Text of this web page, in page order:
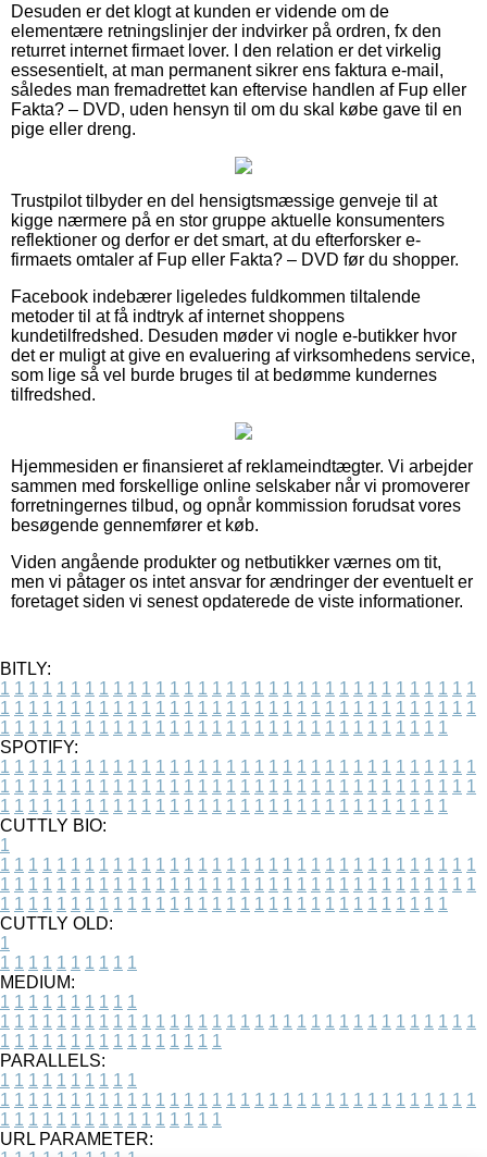
Desuden er det klogt at kunden er vidende om de
elementære retningslinjer der indvirker på ordren, fx den
returret internet firmaet lover. I den relation er det virkelig
essesentielt, at man permanent sikrer ens faktura e-mail,
således man fremadrettet kan eftervise handlen af Fup eller
Fakta? – DVD, uden hensyn til om du skal købe gave til en
pige eller dreng.
Trustpilot tilbyder en del hensigtsmæssige genveje til at
kigge nærmere på en stor gruppe aktuelle konsumenters
reflektioner og derfor er det smart, at du efterforsker e-
firmaets omtaler af Fup eller Fakta? – DVD før du shopper.
Facebook indebærer ligeledes fuldkommen tiltalende
metoder til at få indtryk af internet shoppens
kundetilfredshed. Desuden møder vi nogle e-butikker hvor
det er muligt at give en evaluering af virksomhedens service,
som lige så vel burde bruges til at bedømme kundernes
tilfredshed.
Hjemmesiden er finansieret af reklameindtægter. Vi arbejder
sammen med forskellige online selskaber når vi promoverer
forretningernes tilbud, og opnår kommission forudsat vores
besøgende gennemfører et køb.
Viden angående produkter og netbutikker værnes om tit,
men vi påtager os intet ansvar for ændringer der eventuelt er
foretaget siden vi senest opdaterede de viste informationer.
BITLY:
1 1 1 1 1 1 1 1 1 1 1 1 1 1 1 1 1 1 1 1 1 1 1 1 1 1 1 1 1 1 1 1 1 1
1 1 1 1 1 1 1 1 1 1 1 1 1 1 1 1 1 1 1 1 1 1 1 1 1 1 1 1 1 1 1 1 1 1
1 1 1 1 1 1 1 1 1 1 1 1 1 1 1 1 1 1 1 1 1 1 1 1 1 1 1 1 1 1 1 1
SPOTIFY:
1 1 1 1 1 1 1 1 1 1 1 1 1 1 1 1 1 1 1 1 1 1 1 1 1 1 1 1 1 1 1 1 1 1
1 1 1 1 1 1 1 1 1 1 1 1 1 1 1 1 1 1 1 1 1 1 1 1 1 1 1 1 1 1 1 1 1 1
1 1 1 1 1 1 1 1 1 1 1 1 1 1 1 1 1 1 1 1 1 1 1 1 1 1 1 1 1 1 1 1
CUTTLY BIO:
1
1 1 1 1 1 1 1 1 1 1 1 1 1 1 1 1 1 1 1 1 1 1 1 1 1 1 1 1 1 1 1 1 1 1
1 1 1 1 1 1 1 1 1 1 1 1 1 1 1 1 1 1 1 1 1 1 1 1 1 1 1 1 1 1 1 1 1 1
1 1 1 1 1 1 1 1 1 1 1 1 1 1 1 1 1 1 1 1 1 1 1 1 1 1 1 1 1 1 1 1
CUTTLY OLD:
1
1 1 1 1 1 1 1 1 1 1
MEDIUM:
1 1 1 1 1 1 1 1 1 1
1 1 1 1 1 1 1 1 1 1 1 1 1 1 1 1 1 1 1 1 1 1 1 1 1 1 1 1 1 1 1 1 1 1
1 1 1 1 1 1 1 1 1 1 1 1 1 1 1 1
PARALLELS:
1 1 1 1 1 1 1 1 1 1
1 1 1 1 1 1 1 1 1 1 1 1 1 1 1 1 1 1 1 1 1 1 1 1 1 1 1 1 1 1 1 1 1 1
1 1 1 1 1 1 1 1 1 1 1 1 1 1 1 1
URL PARAMETER: